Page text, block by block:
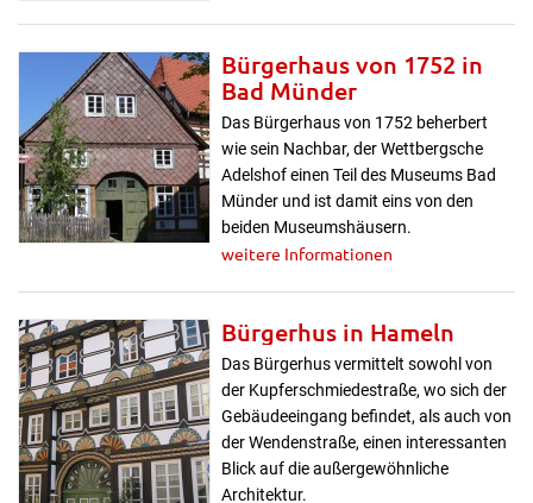
Bürgerhaus von 1752 in
Bad Münder
Das Bürgerhaus von 1752 beherbert
wie sein Nachbar, der Wettbergsche
Adelshof einen Teil des Museums Bad
Münder und ist damit eins von den
beiden Museumshäusern.
weitere Informationen
Bürgerhus in Hameln
Das Bürgerhus vermittelt sowohl von
der Kupferschmiedestraße, wo sich der
Gebäudeeingang befindet, als auch von
der Wendenstraße, einen interessanten
Blick auf die außergewöhnliche
Architektur.